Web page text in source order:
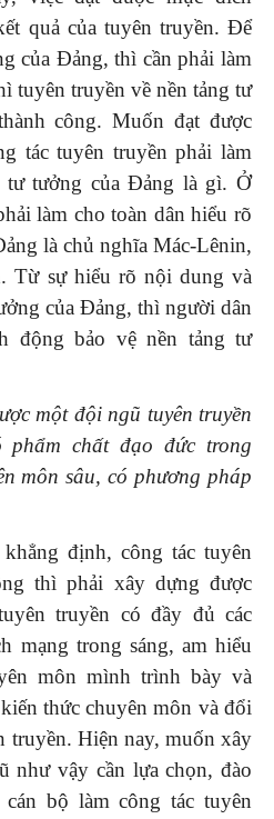
quả của tuyên truyền. Để
của Đảng, thì cần phải làm
tuyên truyền về nền tảng tư
công. Muốn đạt được
tác tuyên truyền phải làm
tư tưởng của Đảng là gì. Ở
làm cho toàn dân hiểu rõ
là chủ nghĩa Mác-Lênin,
Từ sự hiểu rõ nội dung và
của Đảng, thì người dân
động bảo vệ nền tảng tư
một đội ngũ tuyên truyền
phẩm chất đạo đức trong
môn sâu, có phương pháp
định, công tác tuyên
thì phải xây dựng được
truyền có đầy đủ các
mạng trong sáng, am hiểu
môn mình trình bày và
thức chuyên môn và đổi
truyền. Hiện nay, muốn xây
như vậy cần lựa chọn, đào
bộ làm công tác tuyên